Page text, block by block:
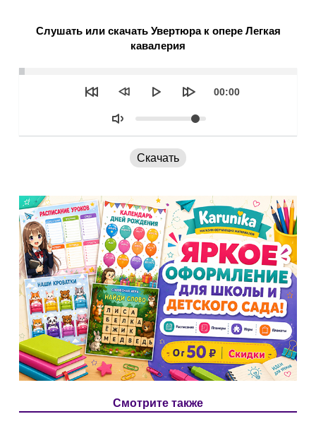
Слушать или скачать Увертюра к опере Легкая
кавалерия
Текущее
00:00
Объем
Скачать
Смотрите также